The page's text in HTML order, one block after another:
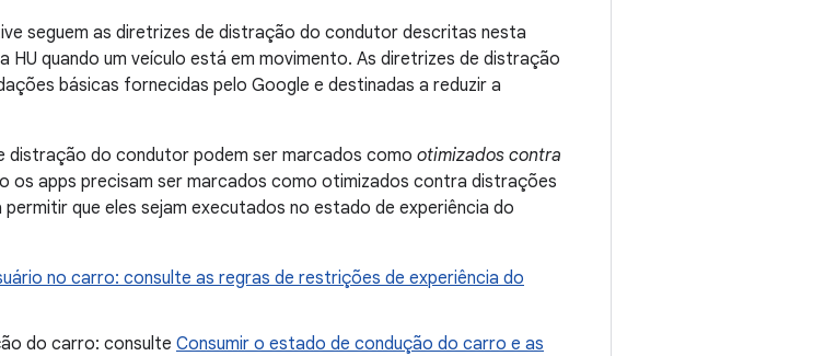
seguem as diretrizes de distração do condutor descritas nesta
HU quando um veículo está em movimento. As diretrizes de distração
básicas fornecidas pelo Google e destinadas a reduzir a
distração do condutor podem ser marcados como otimizados contra
os apps precisam ser marcados como otimizados contra distrações
que eles sejam executados no estado de experiência do
no carro: consulte as regras de restrições de experiência do
do carro: consulte Consumir o estado de condução do carro e as